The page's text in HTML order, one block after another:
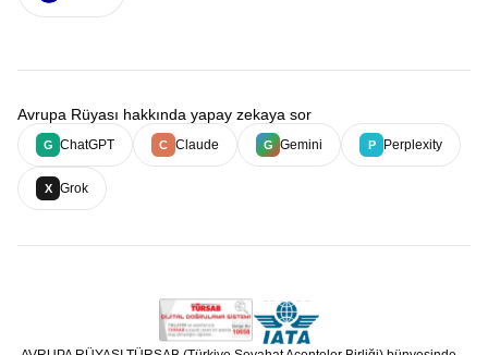
Avrupa Rüyası hakkında yapay zekaya sor
G ChatGPT C Claude G Gemini P Perplexity
X Grok